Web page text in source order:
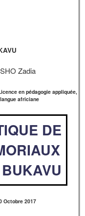
Zadia
en pédagogie appliquée,
africiane
DE
Octobre 2017